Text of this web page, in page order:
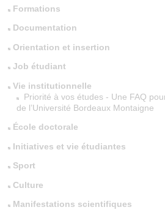
Formations
Documentation
Orientation et insertion
Job étudiant
Vie institutionnelle
Priorité à vos études - Une FAQ
de l’Université Bordeaux Montaigne
École doctorale
Initiatives et vie étudiantes
Sport
Culture
Manifestations scientifiques